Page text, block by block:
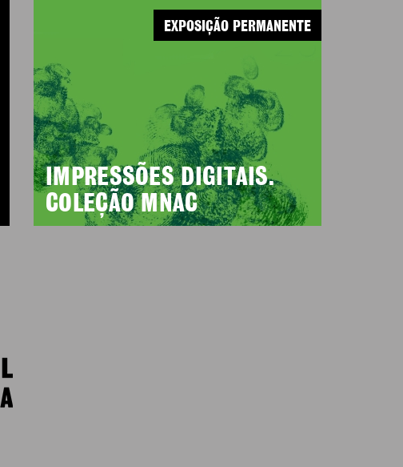
IMPRESSÕES DIGITAIS.
COLEÇÃO MNAC
EXPOSIÇÃO PERMANENTE